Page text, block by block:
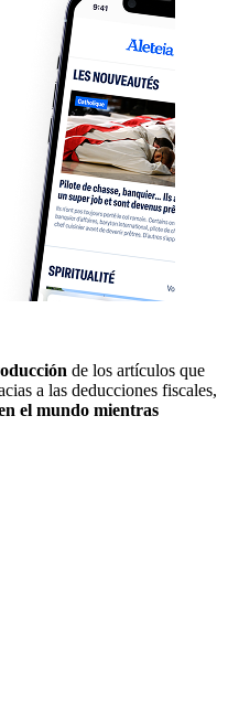
de los artículos que
a las deducciones fiscales,
el mundo mientras